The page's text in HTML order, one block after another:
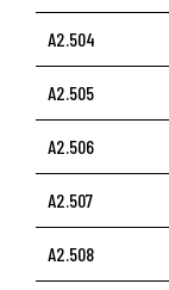
A2.504
A2.505
A2.506
A2.507
A2.508